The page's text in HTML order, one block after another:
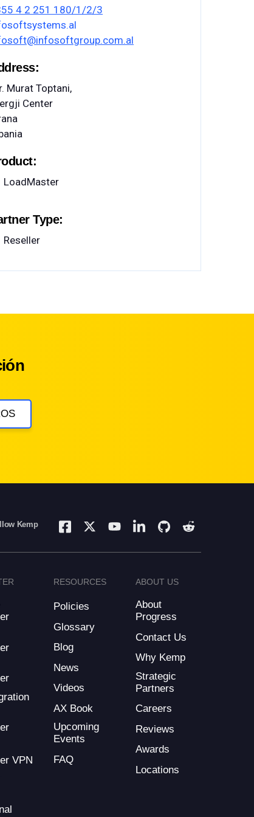
4 2 251 180/1/2/3
Murat Toptani,
Center
LoadMaster
Type:
Reseller
Kemp
VPN
RESOURCES
Policies
Glossary
Blog
News
Videos
AX Book
Upcoming
Events
FAQ
ABOUT US
About
Progress
Contact Us
Why Kemp
Strategic
Partners
Careers
Reviews
Awards
Locations